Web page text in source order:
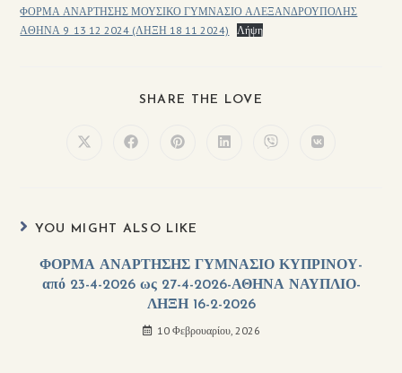
ΦΟΡΜΑ ΑΝΑΡΤΗΣΗΣ ΜΟΥΣΙΚΟ ΓΥΜΝΑΣΙΟ ΑΛΕΞΑΝΔΡΟΥΠΟΛΗΣ
ΑΘΗΝΑ 9_13 12 2024 (ΛΗΞΗ 18 11 2024)
Λήψη
SHARE THE LOVE
YOU MIGHT ALSO LIKE
ΦΟΡΜΑ ΑΝΑΡΤΗΣΗΣ ΓΥΜΝΑΣΙΟ ΚΥΠΡΙΝΟΥ-
από 23-4-2026 ως 27-4-2026-ΑΘΗΝΑ ΝΑΥΠΛΙΟ-
ΛΗΞΗ 16-2-2026
10 Φεβρουαρίου, 2026